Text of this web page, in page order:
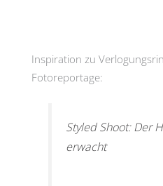
Inspiration zu
Fotoreportage:
Styled Shoot: Der
erwacht